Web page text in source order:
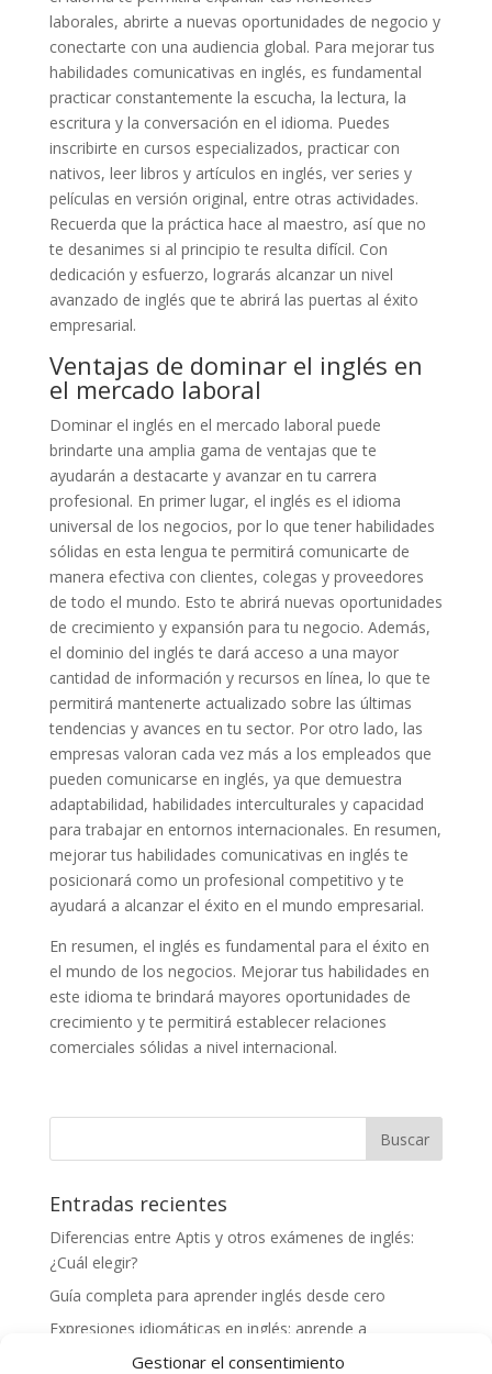
Gestionar el consentimiento
laborales, abrirte a nuevas oportunidades de negocio y
conectarte con una audiencia global. Para mejorar tus
habilidades comunicativas en inglés, es fundamental
practicar constantemente la escucha, la lectura, la
escritura y la conversación en el idioma. Puedes
inscribirte en cursos especializados, practicar con
nativos, leer libros y artículos en inglés, ver series y
películas en versión original, entre otras actividades.
Recuerda que la práctica hace al maestro, así que no
te desanimes si al principio te resulta difícil. Con
dedicación y esfuerzo, lograrás alcanzar un nivel
avanzado de inglés que te abrirá las puertas al éxito
empresarial.
Ventajas de dominar el inglés en
el mercado laboral
Dominar el inglés en el mercado laboral puede
brindarte una amplia gama de ventajas que te
ayudarán a destacarte y avanzar en tu carrera
profesional. En primer lugar, el inglés es el idioma
universal de los negocios, por lo que tener habilidades
sólidas en esta lengua te permitirá comunicarte de
manera efectiva con clientes, colegas y proveedores
de todo el mundo. Esto te abrirá nuevas oportunidades
de crecimiento y expansión para tu negocio. Además,
el dominio del inglés te dará acceso a una mayor
cantidad de información y recursos en línea, lo que te
permitirá mantenerte actualizado sobre las últimas
tendencias y avances en tu sector. Por otro lado, las
empresas valoran cada vez más a los empleados que
pueden comunicarse en inglés, ya que demuestra
adaptabilidad, habilidades interculturales y capacidad
para trabajar en entornos internacionales. En resumen,
mejorar tus habilidades comunicativas en inglés te
posicionará como un profesional competitivo y te
ayudará a alcanzar el éxito en el mundo empresarial.
En resumen, el inglés es fundamental para el éxito en
el mundo de los negocios. Mejorar tus habilidades en
este idioma te brindará mayores oportunidades de
crecimiento y te permitirá establecer relaciones
comerciales sólidas a nivel internacional.
Entradas recientes
Diferencias entre Aptis y otros exámenes de inglés:
¿Cuál elegir?
Guía completa para aprender inglés desde cero
Expresiones idiomáticas en inglés: aprende a
comunicarte como un nativo